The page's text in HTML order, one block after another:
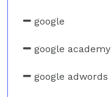
google
google academy
google adwords